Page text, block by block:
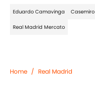
Eduardo Camavinga Casemiro
Real Madrid Mercato
Home / Real Madrid